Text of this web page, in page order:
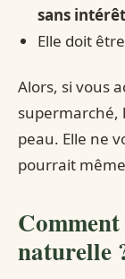
sans
Elle doit être
Alors, si vous
supermarché,
peau. Elle ne
pourrait
naturelle